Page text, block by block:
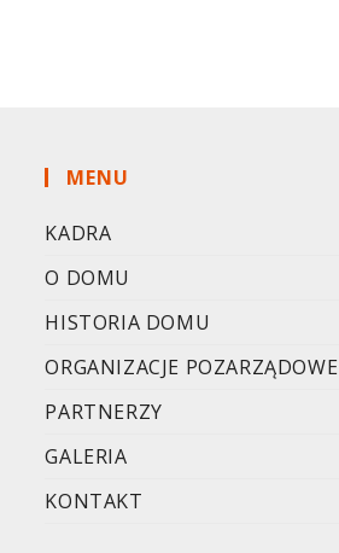
MENU
KADRA
O DOMU
HISTORIA DOMU
ORGANIZACJE POZARZĄDOWE
PARTNERZY
GALERIA
KONTAKT